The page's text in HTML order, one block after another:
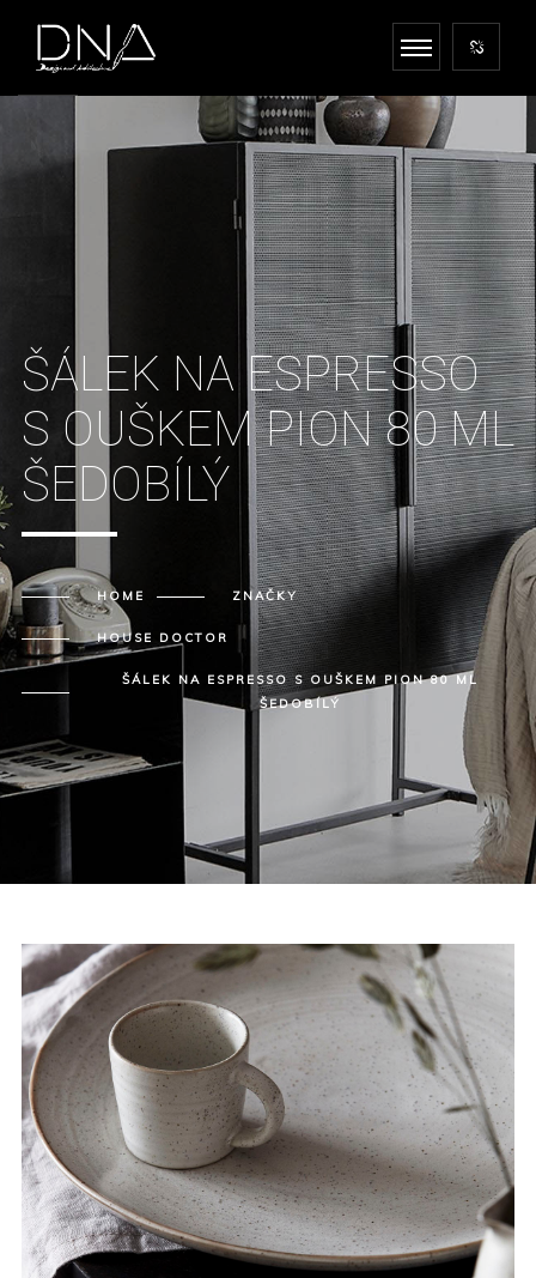
ŠÁLEK NA ESPRESSO
S OUŠKEM PION 80 ML
ŠEDOBÍLÝ
HOME ZNAČKY
HOUSE DOCTOR
ŠÁLEK NA ESPRESSO S OUŠKEM PION 80 ML
ŠEDOBÍLÝ